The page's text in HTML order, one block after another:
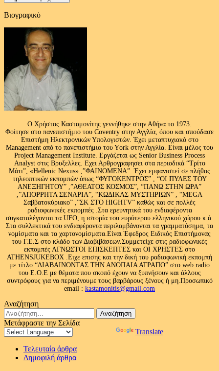
Βιογραφικό
Ο Χρήστος Κασταμονίτης γεννήθηκε στην Αθήνα το 1973.
Φοίτησε στο πανεπιστήμιο του Coventry στην Αγγλία, όπου και σπούδασε
Επιστήμη Ηλεκτρονικών Υπολογιστών. Έχει μεταπτυχιακό στο
Management από το πανεπιστήμιο του Υork στην Αγγλία. Είναι μέλος του
Project Management Institute. Εργάζεται ως Senior Business Process
Analyst στις Βρυξελλες. Εχει Αρθρογραφησει στα περιοδικά “Τρίτο
Μάτι”, «Hellenic Nexus» ,”ΦΑΙΝΟΜΕΝΑ”. Έχει εμφανιστεί σε πλήθος
τηλεοπτικών εκπομπών όπως “ΦΥΓΟΚΕΝΤΡΟΣ” , “ΟΙ ΠΥΛΕΣ ΤΟΥ
ΑΝΕΞΗΓΗΤΟΥ” ,”ΑΘΕΑΤΟΣ ΚΟΣΜΟΣ”, “ΠΑΝΩ ΣΤΗΝ ΩΡΑ”
,”ΑΠΟΡΡΗΤΑ ΣΕΝΑΡΙΑ”, “ΚΩΔΙΚΑΣ ΜΥΣΤΗΡΙΩΝ” , “MEGA
Σαββατοκύριακο” ,”ΣΚ ΣΤΟ HIGHTV” καθώς και σε πολλές
ραδιοφωνικές εκπομπές .Στα ερευνητικά του ενδιαφέροντα
συγκαταλέγονται τα UFO, η ιστορία του ευρύτερου ελληνικού χώρου κ.ά.
Στα συλλεκτικά του ενδιαφέροντα περιλαμβάνονται τα γραμματόσημα, τα
νομίσματα και τα χαρτονομίσματα.Είναι Έφεδρος Ειδικός Επιστήμονας
του Γ.Ε.Σ στο κλάδο των Διαβιβάσεων.Συμμετείχε στις ραδιοφωνικές
εκπομπές ΑΓΝΩΣΤΟΙ ΕΠΙΣΚΕΠΤΕΣ και ΟΙ ΧΡΗΣΤΕΣ στο
ATHENSJUKEBOX .Ειχε επισης και την δική του ραδιοφωνική εκπομπή
με τίτλο “ΔΙΑΒΑΙΝΟΝΤΑΣ ΤΗΝ ΑΝΟΠΑΙΑ ΑΤΡΑΠΟ” στο web radio
του Ε.Ο.Ε με θέματα που σκοπό έχουν να ξυπνήσουν και άλλους
συντρόφους για να περιμένουμε τους βαρβάρους ξένους ή μη.Προσωπικό
email : kastamonitis@gmail.com
Αναζήτηση
Αναζήτηση
για:
Μετάφραστε την Σελίδα
Translate
Τελευταία άρθρα
Δημοφιλή άρθρα